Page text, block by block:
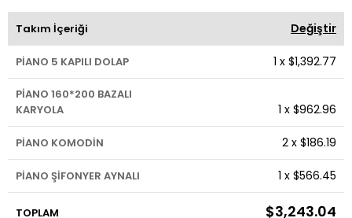
Takım İçeriği Değiştir
PİANO 5 KAPILI DOLAP 1 x $1,392.77
PİANO 160*200 BAZALI
KARYOLA
1 x $962.96
PİANO KOMODİN 2 x $186.19
PİANO ŞİFONYER AYNALI 1 x $566.45
TOPLAM $3,243.04